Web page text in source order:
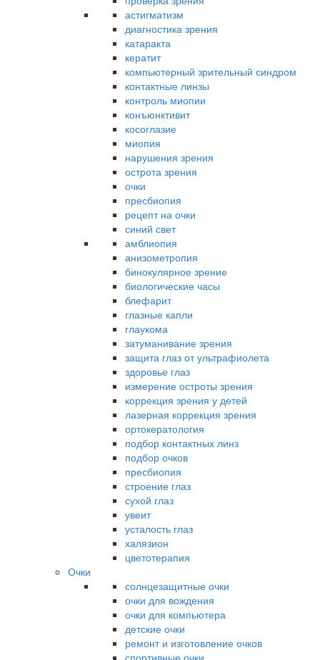
астигматизм
диагностика зрения
катаракта
кератит
компьютерный зрительный синдром
контактные линзы
контроль миопии
конъюнктивит
косоглазие
миопия
нарушения зрения
острота зрения
очки
пресбиопия
рецепт на очки
синий свет
амблиопия
анизометропия
бинокулярное зрение
биологические часы
блефарит
глазные капли
глаукома
затуманивание зрения
защита глаз от ультрафиолета
здоровье глаз
измерение остроты зрения
коррекция зрения у детей
лазерная коррекция зрения
ортокератология
подбор контактных линз
подбор очков
пресбиопия
строение глаз
сухой глаз
увеит
усталость глаз
халязион
цветотерапия
Очки
солнцезащитные очки
очки для вождения
очки для компьютера
детские очки
ремонт и изготовление очков